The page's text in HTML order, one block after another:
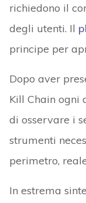
richiedono il
degli utenti. Il
principe per
Dopo aver
Kill Chain ogni
di osservare i
strumenti
perimetro,
In estrema